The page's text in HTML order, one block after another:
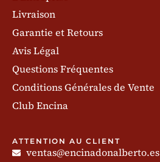
Livraison
Garantie et Retours
Avis Légal
Questions Fréquentes
Conditions Générales de Vente
Club Encina
ATTENTION AU CLIENT
ventas@encinadonalberto.es